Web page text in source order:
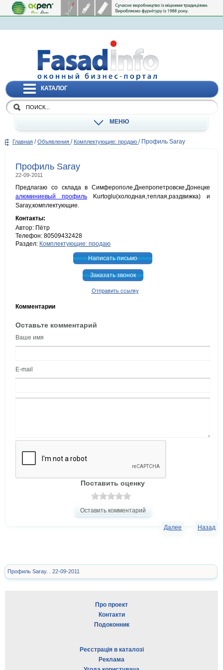
КАТАЛОГ
МЕНЮ
Главная / Объявления / Комплектующие: продаю / Профиль Saray
Профиль Saray
22-09-2011
Предлагаю со склада в Симферополе,Днепропетровске,Донецке
алюминиевый профиль Kurtoglu(холодная,теплая,раздвижка) и
Saray,комплектующие.
Контакты:
Автор: Пётр
Телефон: 80509432428
Раздел: Комплектующие: продаю
Написать письмо
Заказать звонок
Отправить ссылку
Комментарии
Оставьте комментарий
Ваше имя
E-mail
Поставить оценку
Оставить комментарий
Назад
Далее
Профиль Saray. . 22-09-2011
Про проект
Контакти
Подоконник
Реєстрація в каталозі
Реклама